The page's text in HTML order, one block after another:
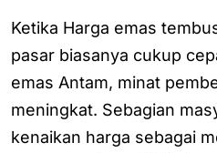
Ketika Harga emas
pasar biasanya cukup
emas Antam, minat
meningkat. Sebagian
kenaikan harga sebagai